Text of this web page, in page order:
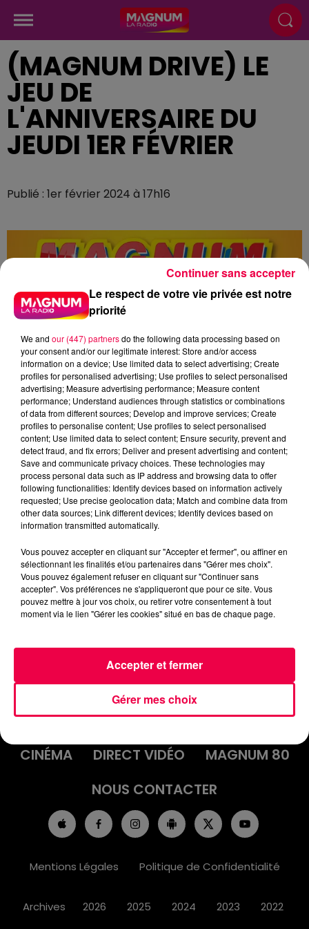
(MAGNUM DRIVE) LE
JEU DE
L'ANNIVERSAIRE DU
JEUDI 1ER FÉVRIER
Publié : 1er février 2024 à 17h16
podcasts/2024/02/20240201-ANNIVERSAIRES.mp3
ACCUEIL INFOS
EMISSIONS
AGENDA
JEUX
PODCASTS
CINÉMA
DIRECT VIDÉO
MAGNUM 80
NOUS CONTACTER
Mentions Légales Politique de Confidentialité
Archives 2026 2025 2024 2023 2022
Le respect de votre vie privée est notre
priorité
We and our (447) partnersdo the following data processing based on
your consent and/or our legitimate interest: Store and/or access
information on a device; Use limited data to select advertising; Create
profiles for personalised advertising; Use profiles to select personalised
advertising; Measure advertising performance; Measure content
performance; Understand audiences through statistics or combinations
of data from different sources; Develop and improve services; Create
profiles to personalise content; Use profiles to select personalised
content; Use limited data to select content; Ensure security, prevent and
detect fraud, and fix errors; Deliver and present advertising and content;
Save and communicate privacy choices. These technologies may
process personal data such as IP address and browsing data to offer
following functionalities: Identify devices based on information actively
requested; Use precise geolocation data; Match and combine data from
other data sources; Link different devices; Identify devices based on
information transmitted automatically.
Vous pouvez accepter en cliquant sur "Accepter et fermer", ou affiner en
sélectionnant les finalités et/ou partenaires dans "Gérer mes choix".
Vous pouvez également refuser en cliquant sur "Continuer sans
accepter". Vos préférences ne s'appliqueront que pour ce site. Vous
pouvez mettre à jour vos choix, ou retirer votre consentement à tout
moment via le lien "Gérer les cookies" situé en bas de chaque page.
Gérer mes choix
Accepter et fermer
Continuer sans accepter